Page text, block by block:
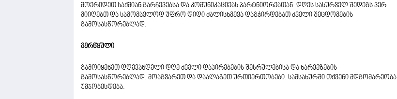
მოერიდეთ საქმიან გარჩევებსა და კომუნიკაციებს პარტნიორებთან. დღეს სასურველ შედეგს ვერ
მიიღებთ და სამომავლოდ უფრო დიდი ძალისხმევა დაგჭირდებათ ძველი შეცდომების
გამოსასწორებლად.
მერწყული
გამოიყენეთ დღევანდელი დღე ძველი დაპირებების შესრულებისა და ხარვეზების
გამოსასწორებლად. მოაგვარეთ და დაალაგეთ ურთიერთობები. სამსახურში თქვენი მდგომარეობა
უმჯობესდება.